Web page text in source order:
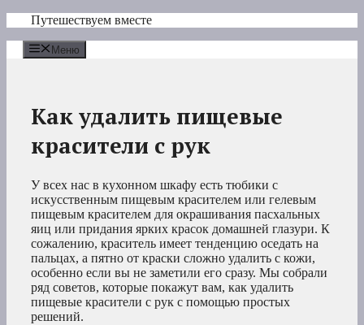
Перейти
содержимому
Путешествуем вместе
Меню
Как удалить пищевые
красители с рук
У всех нас в кухонном шкафу есть тюбики с
искусственным пищевым красителем или гелевым
пищевым красителем для окрашивания пасхальных
яиц или придания ярких красок домашней глазури. К
сожалению, краситель имеет тенденцию оседать на
пальцах, а пятно от краски сложно удалить с кожи,
особенно если вы не заметили его сразу. Мы собрали
ряд советов, которые покажут вам, как удалить
пищевые красители с рук с помощью простых
решений.